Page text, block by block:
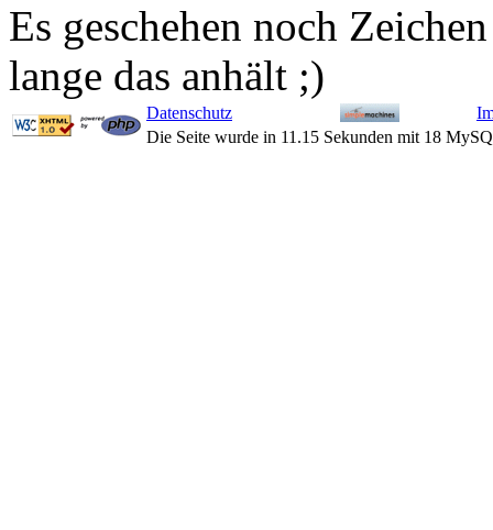
Es geschehen noch
lange das anhält ;)
Datenschutz
Die Seite wurde in 11.15 Sekunden mit 18